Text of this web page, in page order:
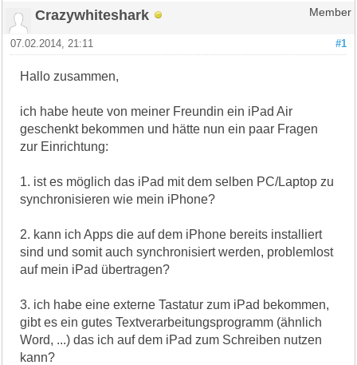
Crazywhiteshark Member
#1
07.02.2014, 21:11
Hallo zusammen,
ich habe heute von meiner Freundin ein iPad Air
geschenkt bekommen und hätte nun ein paar Fragen
zur Einrichtung:
1. ist es möglich das iPad mit dem selben PC/Laptop zu
synchronisieren wie mein iPhone?
2. kann ich Apps die auf dem iPhone bereits installiert
sind und somit auch synchronisiert werden, problemlost
auf mein iPad übertragen?
3. ich habe eine externe Tastatur zum iPad bekommen,
gibt es ein gutes Textverarbeitungsprogramm (ähnlich
Word, ...) das ich auf dem iPad zum Schreiben nutzen
kann?